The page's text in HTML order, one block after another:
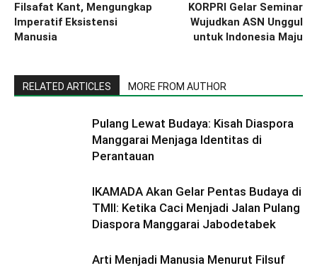
Filsafat Kant, Mengungkap
Imperatif Eksistensi
Manusia
KORPRI Gelar Seminar
Wujudkan ASN Unggul
untuk Indonesia Maju
RELATED ARTICLES MORE FROM AUTHOR
Pulang Lewat Budaya: Kisah Diaspora
Manggarai Menjaga Identitas di
Perantauan
IKAMADA Akan Gelar Pentas Budaya di
TMII: Ketika Caci Menjadi Jalan Pulang
Diaspora Manggarai Jabodetabek
Arti Menjadi Manusia Menurut Filsuf